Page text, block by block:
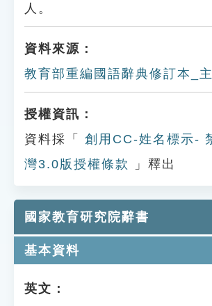
人。
資料來源：
教育部重編國語辭典修訂本_
授權資訊：
資料採「
創用CC-姓名標示-
灣3.0版授權條款
」釋出
國家教育研究院辭書
基本資料
英文：